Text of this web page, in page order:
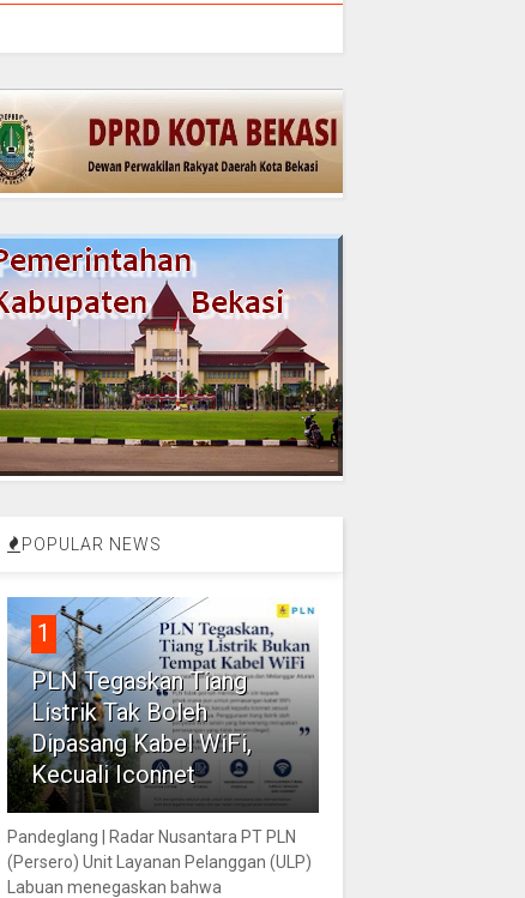
POPULAR NEWS
1
PLN Tegaskan Tiang
Listrik Tak Boleh
Dipasang Kabel WiFi,
Kecuali Iconnet
Pandeglang | Radar Nusantara PT PLN
(Persero) Unit Layanan Pelanggan (ULP)
Labuan menegaskan bahwa